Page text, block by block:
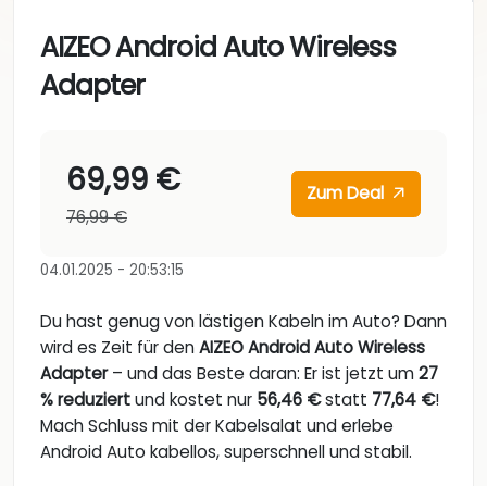
AIZEO Android Auto Wireless
Adapter
69,99 €
76,99 €
Zum Deal
04.01.2025 - 20:53:15
Du hast genug von lästigen Kabeln im Auto? Dann
wird es Zeit für denAIZEO Android Auto Wireless
Adapter– und das Beste daran: Er ist jetzt um27
% reduziertund kostet nur 56,46 €statt 77,64 €!
Mach Schluss mit der Kabelsalat und erlebe
Android Auto kabellos, superschnell und stabil.